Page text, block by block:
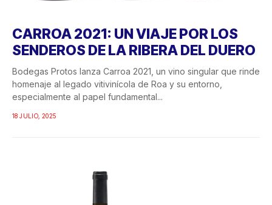
CARROA 2021: UN VIAJE POR LOS
SENDEROS DE LA RIBERA DEL DUERO
Bodegas Protos lanza Carroa 2021, un vino singular que rinde
homenaje al legado vitivinícola de Roa y su entorno,
especialmente al papel fundamental...
18 JULIO, 2025